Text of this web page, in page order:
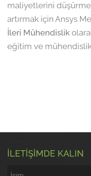
maliyetlerini
artırmak için Ansys
İleri Mühendislik
eğitim ve mühendislik
İLETİŞİMDE KALIN